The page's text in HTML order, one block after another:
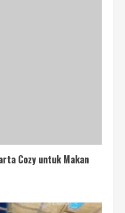
Cozy untuk Makan